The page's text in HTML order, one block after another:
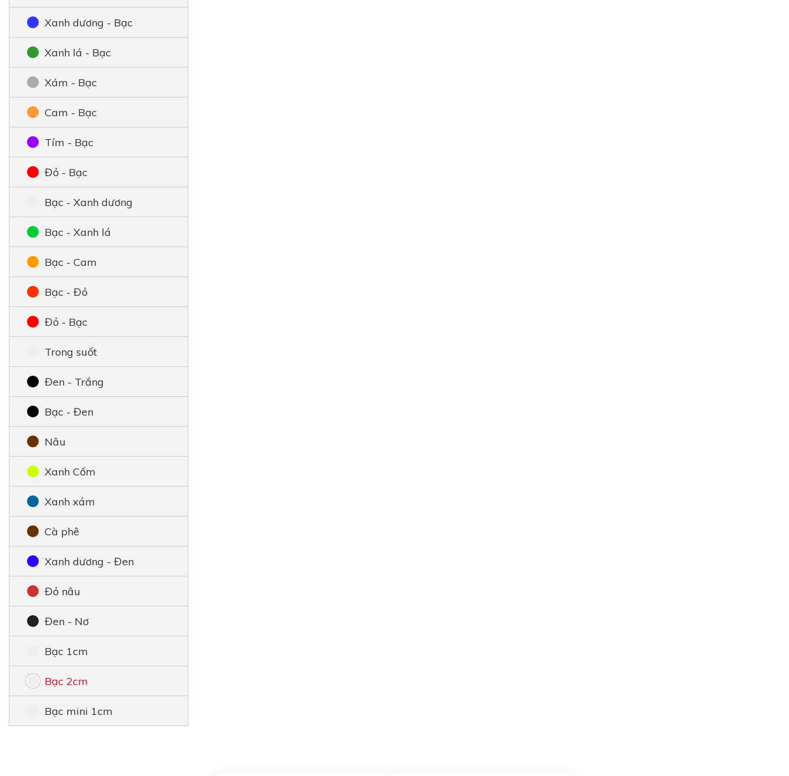
Xanh dương - Bạc
Xanh lá - Bạc
Xám - Bạc
Cam - Bạc
Tím - Bạc
Đỏ - Bạc
Bạc - Xanh dương
Bạc - Xanh lá
Bạc - Cam
Bạc - Đỏ
Đỏ - Bạc
Trong suốt
Đen - Trắng
Bạc - Đen
Nâu
Xanh Cốm
Xanh xám
Cà phê
Xanh dương - Đen
Đỏ nâu
Đen - Nơ
Bạc 1cm
Bạc 2cm
Bạc mini 1cm